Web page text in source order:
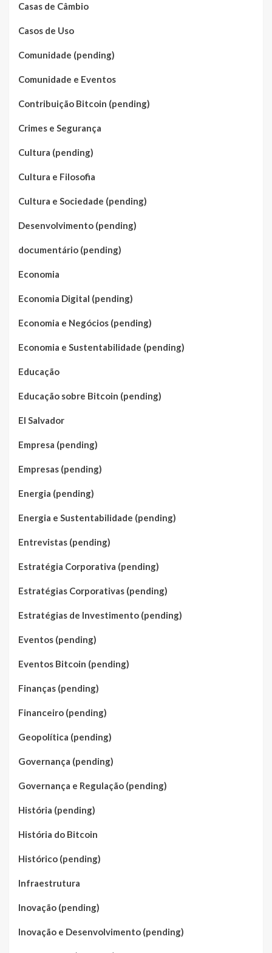
Casas de Câmbio
Casos de Uso
Comunidade (pending)
Comunidade e Eventos
Contribuição Bitcoin (pending)
Crimes e Segurança
Cultura (pending)
Cultura e Filosofia
Cultura e Sociedade (pending)
Desenvolvimento (pending)
documentário (pending)
Economia
Economia Digital (pending)
Economia e Negócios (pending)
Economia e Sustentabilidade (pending)
Educação
Educação sobre Bitcoin (pending)
El Salvador
Empresa (pending)
Empresas (pending)
Energia (pending)
Energia e Sustentabilidade (pending)
Entrevistas (pending)
Estratégia Corporativa (pending)
Estratégias Corporativas (pending)
Estratégias de Investimento (pending)
Eventos (pending)
Eventos Bitcoin (pending)
Finanças (pending)
Financeiro (pending)
Geopolítica (pending)
Governança (pending)
Governança e Regulação (pending)
História (pending)
História do Bitcoin
Histórico (pending)
Infraestrutura
Inovação (pending)
Inovação e Desenvolvimento (pending)